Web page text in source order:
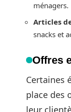
ménagers.
Articles
snacks et
Offres
Certaines
place des
leur